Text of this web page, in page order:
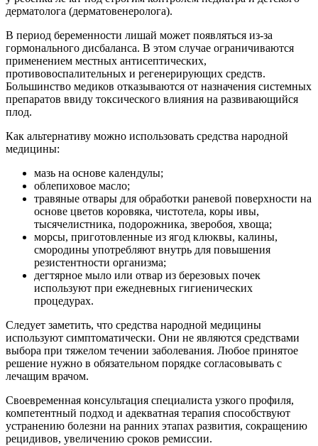
дерматолога (дерматовенеролога).
В период беременности лишай может появляться из-за
гормонального дисбаланса. В этом случае ограничиваются
применением местных антисептических,
противовоспалительных и регенерирующих средств.
Большинство медиков отказываются от назначения системных
препаратов ввиду токсического влияния на развивающийся
плод.
Как альтернативу можно использовать средства народной
медицины:
мазь на основе календулы;
облепиховое масло;
травяные отвары для обработки раневой поверхности на
основе цветов коровяка, чистотела, коры ивы,
тысячелистника, подорожника, зверобоя, хвоща;
морсы, приготовленные из ягод клюквы, калины,
смородины употребляют внутрь для повышения
резистентности организма;
дегтярное мыло или отвар из березовых почек
используют при ежедневных гигиенических
процедурах.
Следует заметить, что средства народной медицины
используют симптоматически. Они не являются средствами
выбора при тяжелом течении заболевания. Любое принятое
решение нужно в обязательном порядке согласовывать с
лечащим врачом.
Своевременная консультация специалиста узкого профиля,
компетентный подход и адекватная терапия способствуют
устранению болезни на ранних этапах развития, сокращению
рецидивов, увеличению сроков ремиссии.